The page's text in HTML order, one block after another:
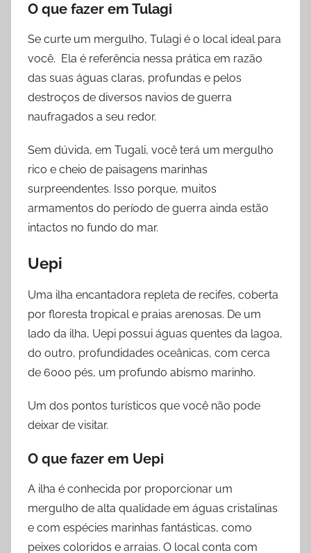
O que fazer em Tulagi
Se curte um mergulho, Tulagi é o local ideal para
você. Ela é referência nessa prática em razão
das suas águas claras, profundas e pelos
destroços de diversos navios de guerra
naufragados a seu redor.
Sem dúvida, em Tugali, você terá um mergulho
rico e cheio de paisagens marinhas
surpreendentes. Isso porque, muitos
armamentos do período de guerra ainda estão
intactos no fundo do mar.
Uepi
Uma ilha encantadora repleta de recifes, coberta
por floresta tropical e praias arenosas. De um
lado da ilha, Uepi possui águas quentes da lagoa,
do outro, profundidades oceânicas, com cerca
de 6000 pés, um profundo abismo marinho.
Um dos pontos turísticos que você não pode
deixar de visitar.
O que fazer em Uepi
A ilha é conhecida por proporcionar um
mergulho de alta qualidade em águas cristalinas
e com espécies marinhas fantásticas, como
peixes coloridos e arraias. O local conta com